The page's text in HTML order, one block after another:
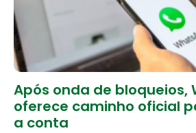
Após onda de bloqueios,
oferece caminho oficial
a conta